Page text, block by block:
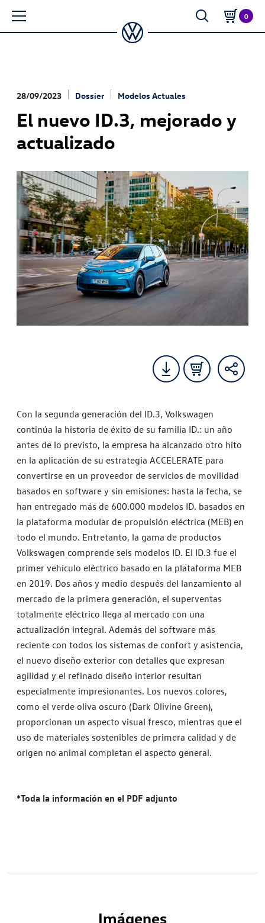
0
28/09/2023 Dossier Modelos Actuales
El nuevo ID.3, mejorado y
actualizado
Con la segunda generación del ID.3, Volkswagen
continúa la historia de éxito de su familia ID.: un año
antes de lo previsto, la empresa ha alcanzado otro hito
en la aplicación de su estrategia ACCELERATE para
convertirse en un proveedor de servicios de movilidad
basados en software y sin emisiones: hasta la fecha, se
han entregado más de 600.000 modelos ID. basados en
la plataforma modular de propulsión eléctrica (MEB) en
todo el mundo. Entretanto, la gama de productos
Volkswagen comprende seis modelos ID. El ID.3 fue el
primer vehículo eléctrico basado en la plataforma MEB
en 2019. Dos años y medio después del lanzamiento al
mercado de la primera generación, el superventas
totalmente eléctrico llega al mercado con una
actualización integral. Además del software más
reciente con todos los sistemas de confort y asistencia,
el nuevo diseño exterior con detalles que expresan
agilidad y el refinado diseño interior resultan
especialmente impresionantes. Los nuevos colores,
como el verde oliva oscuro (Dark Olivine Green),
proporcionan un aspecto visual fresco, mientras que el
uso de materiales sostenibles de primera calidad y de
origen no animal completan el aspecto general.
*Toda la información en el PDF adjunto
Imágenes